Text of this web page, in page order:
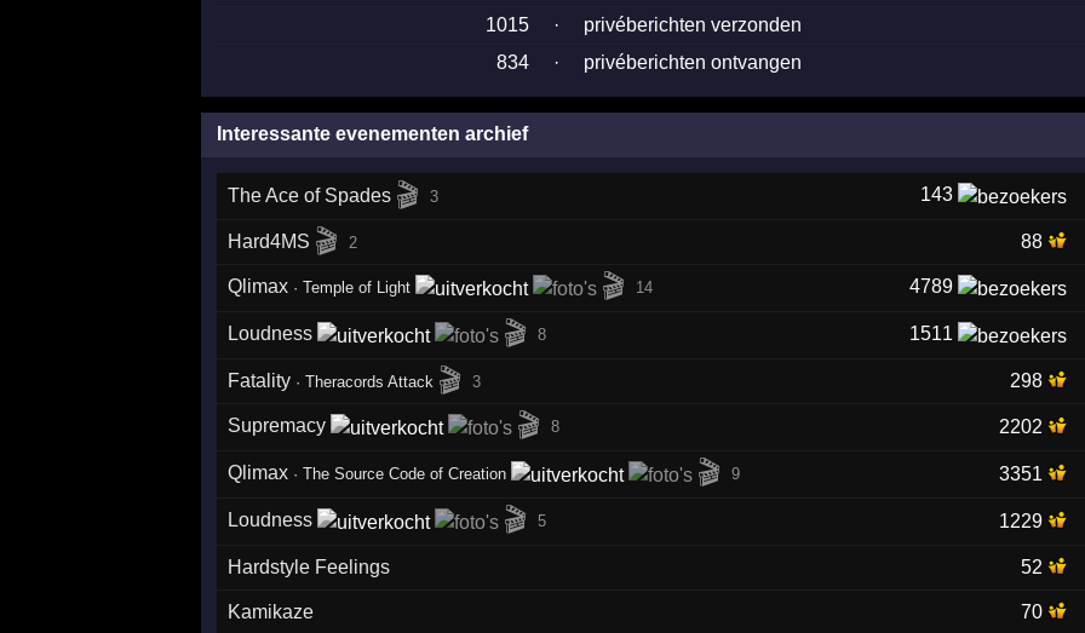
1015
·
privéberichten verzonden
834
· privéberichten ontvangen
Interessante evenementen archief
The Ace of Spades 🎬 3 143
Hard4MS 🎬 2 88
Qlimax ·Temple of Light 🎬 14 4789
Loudness 🎬 8 1511
Fatality ·Theracords Attack 🎬 3 298
Supremacy 🎬 8 2202
Qlimax ·The Source Code of Creation 🎬 9 3351
Loudness 🎬 5 1229
Hardstyle Feelings 52
Kamikaze 70